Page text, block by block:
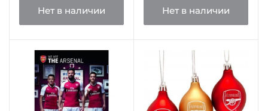
Нет в наличии
Нет в наличии